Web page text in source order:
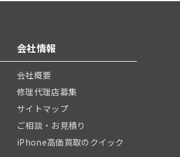
会社情報
会社概要
修理代理店募集
サイトマップ
ご相談・お見積り
iPhone高価買取のクイック